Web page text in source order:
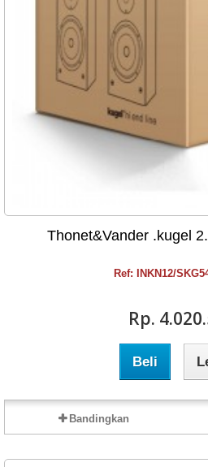
Thonet&Vander .kugel
Ref: INKN12/
Rp‎.
Beli
Bandingkan